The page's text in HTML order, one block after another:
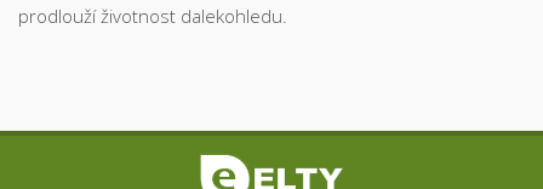
prodlouží životnost dalekohledu.